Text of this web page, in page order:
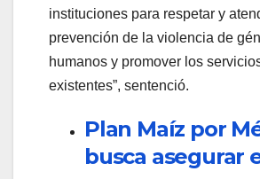
instituciones para respetar y
prevención de la violencia de
humanos y promover los
existentes”, sentenció.
Plan Maíz por
busca asegurar